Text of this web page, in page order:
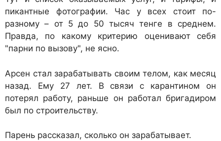
пикантные фотографии. Час у всех стоит по-
разному – от 5 до 50 тысяч тенге в среднем.
Правда, по какому критерию оценивают себя
"парни по вызову", не ясно.
Арсен стал зарабатывать своим телом, как месяц
назад. Ему 27 лет. В связи с карантином он
потерял работу, раньше он работал бригадиром
был по строительству.
Парень рассказал, сколько он зарабатывает.